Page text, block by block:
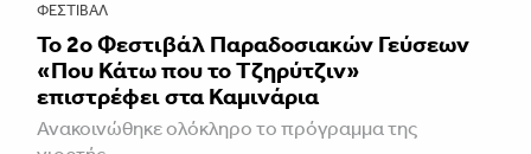
ΦΕΣΤΙΒΑΛ
Το 2ο Φεστιβάλ Παραδοσιακών Γεύσεων
«Που Κάτω που το Τζηρύτζιν»
επιστρέφει στα Καμινάρια
Ανακοινώθηκε ολόκληρο το πρόγραμμα της